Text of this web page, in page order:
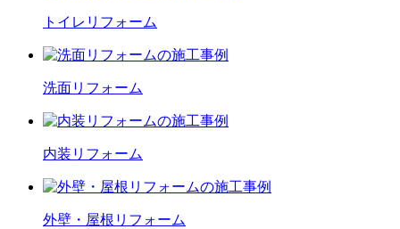
トイレ リフォーム
洗面リフォーム
内装 リフォーム
外壁・屋根 リフォーム